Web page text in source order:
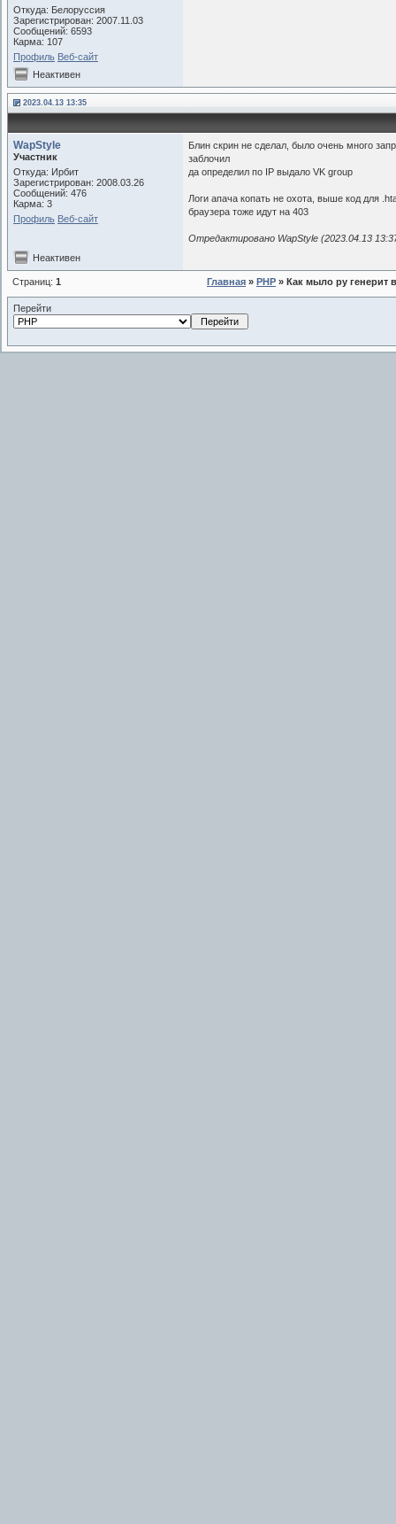
Откуда: Белоруссия
Зарегистрирован: 2007.11.03
Сообщений: 6593
Карма: 107
Профиль Веб-сайт
Неактивен
2023.04.13 13:35
WapStyle
Участник
Откуда: Ирбит
Зарегистрирован: 2008.03.26
Сообщений: 476
Карма: 3
Профиль Веб-сайт
Блин скрин не сделал, было очень много
заблочил
да определил по IP выдало VK group
Логи апача копать не охота, выше код для
браузера тоже идут на 403
Отредактировано WapStyle (2023.04.13
Неактивен
Страниц: 1 Главная » PHP » Как мыло ру генерит
Перейти